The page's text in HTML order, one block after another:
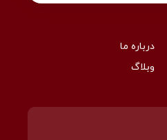
درباره ما
وبلاگ